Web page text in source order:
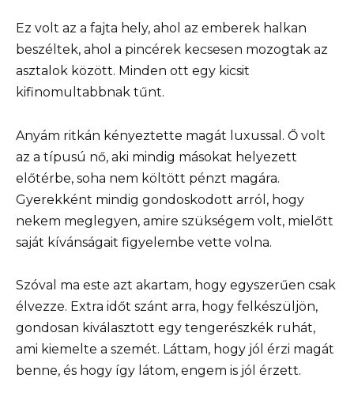
Ez volt az a fajta hely, ahol az emberek halkan
beszéltek, ahol a pincérek kecsesen mozogtak az
asztalok között. Minden ott egy kicsit
kifinomultabbnak tűnt.
Anyám ritkán kényeztette magát luxussal. Ő volt
az a típusú nő, aki mindig másokat helyezett
előtérbe, soha nem költött pénzt magára.
Gyerekként mindig gondoskodott arról, hogy
nekem meglegyen, amire szükségem volt, mielőtt
saját kívánságait figyelembe vette volna.
Szóval ma este azt akartam, hogy egyszerűen csak
élvezze. Extra időt szánt arra, hogy felkészüljön,
gondosan kiválasztott egy tengerészkék ruhát,
ami kiemelte a szemét. Láttam, hogy jól érzi magát
benne, és hogy így látom, engem is jól érzett.